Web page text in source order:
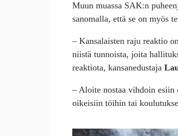
Muun muassa SAK:n
sanomalla, että se on myös
– Kansalaisten raju reaktio
niistä tunnoista, joita
reaktiota, kansanedustaja
– Aloite nostaa vihdoin esiin
oikeisiin töihin tai